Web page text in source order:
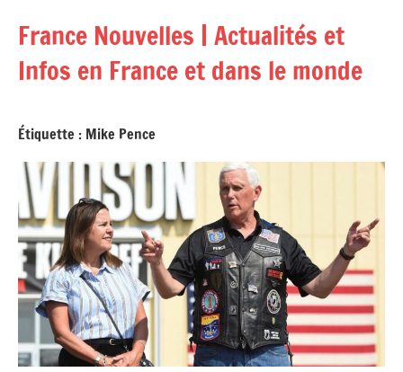
contenu
France Nouvelles | Actualités et
Infos en France et dans le monde
Étiquette : Mike Pence